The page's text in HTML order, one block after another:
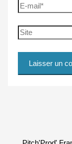
E-
mail*
Site